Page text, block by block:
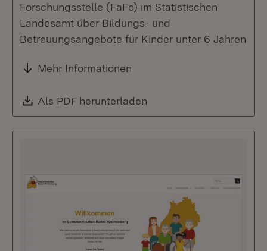
Forschungsstelle (FaFo) im Statistischen
Landesamt über Bildungs- und
Betreuungsangebote für Kinder unter 6 Jahren
Mehr Informationen
Download:
Als PDF herunterladen